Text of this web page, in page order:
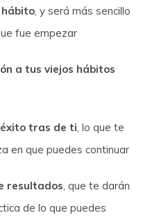
, y será más sencillo
fue empezar
a tus viejos hábitos
tras de ti, lo que te
en que puedes continuar
resultados, que te darán
de lo que puedes